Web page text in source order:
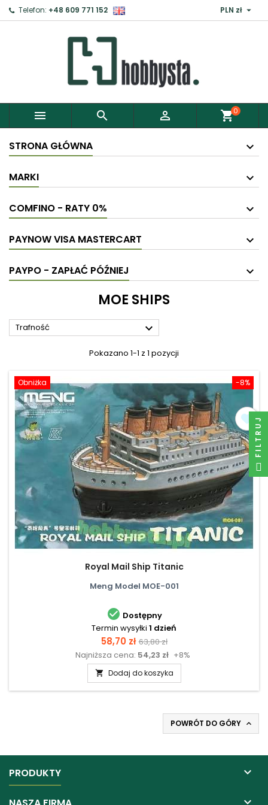
Telefon: +48 609 771 152 PLN zł 
   shopping_cart0
STRONA GŁÓWNA
MARKI
COMFINO - RATY 0%
PAYNOW VISA MASTERCART
PAYPO - ZAPŁAĆ PÓŹNIEJ
MOE SHIPS
Trafność 
Pokazano 1-1 z 1 pozycji
-8%
Obniżka
Royal Mail Ship Titanic
Meng Model MOE-001
 Dostępny
Termin wysyłki 1 dzień
Cena
58,70 zł Cena
podstawowa
63,80 zł
Najniższa cena: 54,23 zł +8%
 Dodaj do koszyka
POWRÓT DO GÓRY 
PRODUKTY 

Zaloguj ×
Aby zapisać produkty do Schowka, musisz się
Anuluj Zaloguj
FILTRUJ